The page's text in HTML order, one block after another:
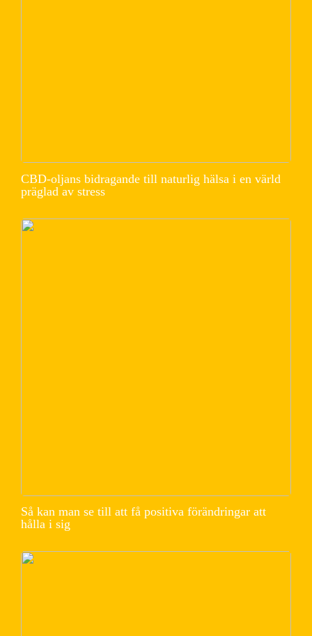
CBD-oljans bidragande till naturlig hälsa i en värld
präglad av stress
Så kan man se till att få positiva förändringar att
hålla i sig